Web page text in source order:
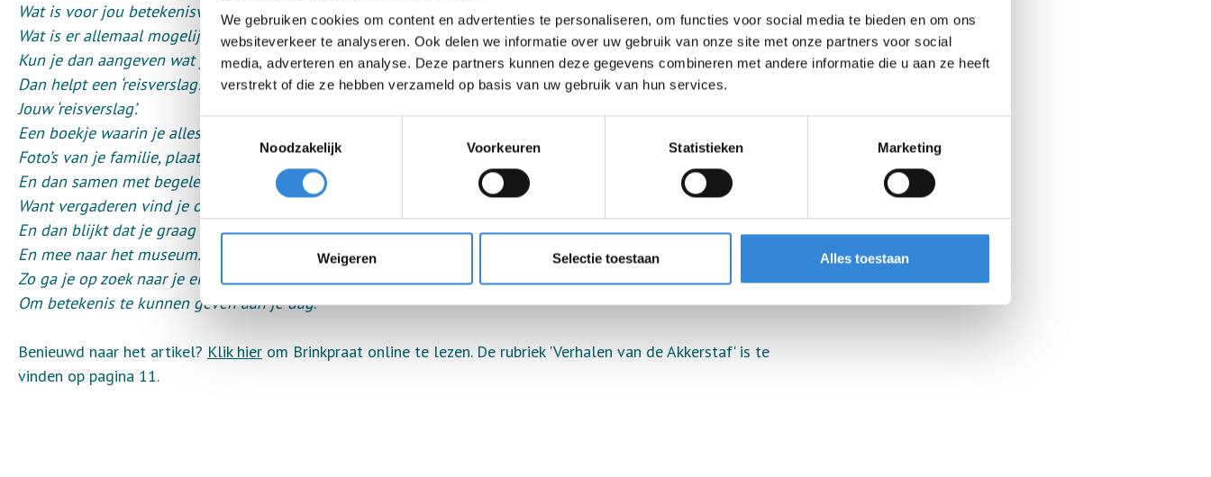
We gebruiken cookies om content en advertenties te personaliseren, om functies voor social media te bieden en om ons
websiteverkeer te analyseren. Ook delen we informatie over uw gebruik van onze site met onze partners voor social
media, adverteren en analyse. Deze partners kunnen deze gegevens combineren met andere informatie die u aan ze heeft
verstrekt of die ze hebben verzameld op basis van uw gebruik van hun services.
Toestemmingsselectie
Noodzakelijk
Voorkeuren Statistieken Marketing
Weigeren Selectie toestaan Alles toestaan
Wat is voor jou betekenisvol?
Wat is er allemaal mogelijk, als je iets niet kent, nog nooit gedaan hebt.
Kun je dan aangeven wat je zou willen leren, doen en ervaren?
Dan helpt een ‘reisverslag’.
Jouw ‘reisverslag’.
Een boekje waarin je alles mag plakken wat jij belangrijk vindt.
Foto’s van je familie, plaatjes van je favoriete zanger.
En dan samen met begeleiding daar over ‘vergaderen’.
Want vergaderen vind je ook belangrijk.
En dan blijkt dat je graag ergens wil koffie drinken.
En mee naar het museum.
Zo ga je op zoek naar je eigen stem.
Om betekenis te kunnen geven aan je dag."
Benieuwd naar het artikel? Klik hier om Brinkpraat online te lezen. De rubriek 'Verhalen van de Akkerstaf' is te
vinden op pagina 11.